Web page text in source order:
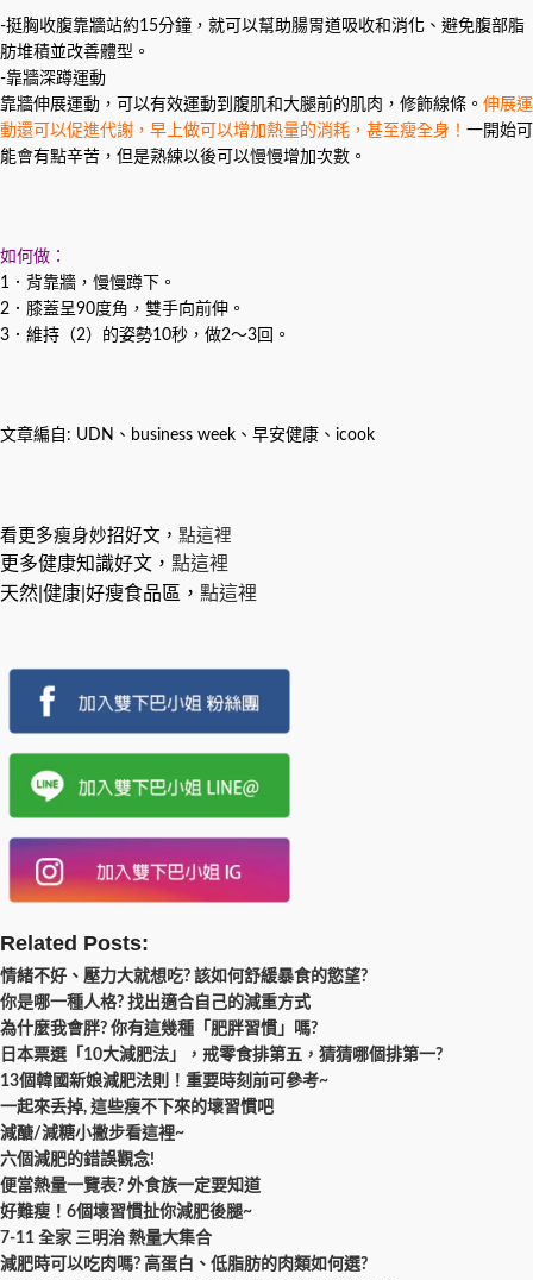
-挺胸收腹靠牆站約15分鐘，就可以幫助腸胃道吸收和消化、避免腹部脂
肪堆積並改善體型。
-靠牆深蹲運動
靠牆伸展運動，可以有效運動到腹肌和大腿前的肌肉，修飾線條。 伸展運
動還可以促進代謝，早上做可以增加熱量的消耗，甚至瘦全身！ 一開始可
能會有點辛苦，但是熟練以後可以慢慢增加次數。
如何做：
1．背靠牆，慢慢蹲下。
2．膝蓋呈90度角，雙手向前伸。
3．維持（2）的姿勢10秒，做2～3回。
文章編自: UDN、business week、早安健康、icook
看更多瘦身妙招好文， 點這裡
更多健康知識好文， 點這裡
天然|健康|好瘦食品區， 點這裡
Related Posts:
情緒不好、壓力大就想吃? 該如何舒緩暴食的慾望?
你是哪一種人格? 找出適合自己的減重方式
為什麼我會胖? 你有這幾種「肥胖習慣」嗎?
日本票選「10大減肥法」，戒零食排第五，猜猜哪個排第一?
13個韓國新娘減肥法則！重要時刻前可參考~
一起來丢掉, 這些瘦不下來的壞習慣吧
減醣/減糖小撇步看這裡~
六個減肥的錯誤觀念!
便當熱量一覽表? 外食族一定要知道
好難瘦！6個壞習慣扯你減肥後腿~
7-11 全家 三明治 熱量大集合
減肥時可以吃肉嗎? 高蛋白、低脂肪的肉類如何選?